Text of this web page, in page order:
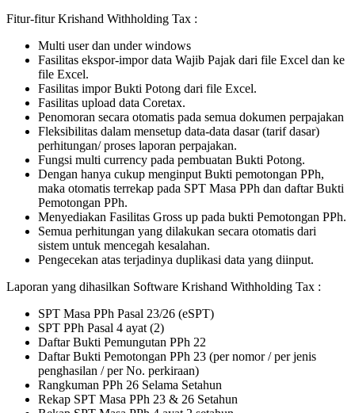
Fitur-fitur Krishand Withholding Tax :
Multi user dan under windows
Fasilitas ekspor-impor data Wajib Pajak dari file Excel dan ke
file Excel.
Fasilitas impor Bukti Potong dari file Excel.
Fasilitas upload data Coretax.
Penomoran secara otomatis pada semua dokumen perpajakan
Fleksibilitas dalam mensetup data-data dasar (tarif dasar)
perhitungan/ proses laporan perpajakan.
Fungsi multi currency pada pembuatan Bukti Potong.
Dengan hanya cukup menginput Bukti pemotongan PPh,
maka otomatis terrekap pada SPT Masa PPh dan daftar Bukti
Pemotongan PPh.
Menyediakan Fasilitas Gross up pada bukti Pemotongan PPh.
Semua perhitungan yang dilakukan secara otomatis dari
sistem untuk mencegah kesalahan.
Pengecekan atas terjadinya duplikasi data yang diinput.
Laporan yang dihasilkan Software Krishand Withholding Tax :
SPT Masa PPh Pasal 23/26 (eSPT)
SPT PPh Pasal 4 ayat (2)
Daftar Bukti Pemungutan PPh 22
Daftar Bukti Pemotongan PPh 23 (per nomor / per jenis
penghasilan / per No. perkiraan)
Rangkuman PPh 26 Selama Setahun
Rekap SPT Masa PPh 23 & 26 Setahun